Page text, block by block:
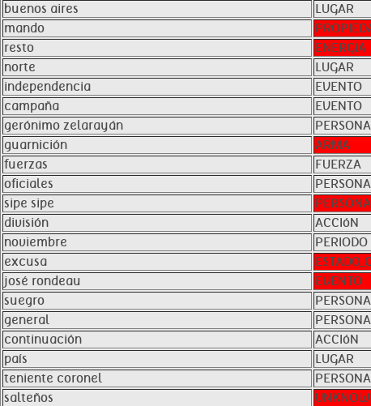
buenos aires
LUGAR
mando
resto
ENERGíA
norte
LUGAR
independencia
EVENTO
campaña
EVENTO
gerónimo zelarayán
PERSONA
guarnición
ARMA
fuerzas
FUERZA
oficiales
PERSONA
sipe sipe
PERSONA
división
ACCIóN
noviembre
PERIODO
excusa
josé rondeau
EVENTO
suegro
PERSONA
general
PERSONA
continuación
ACCIóN
país
LUGAR
teniente coronel
PERSONA
salteños